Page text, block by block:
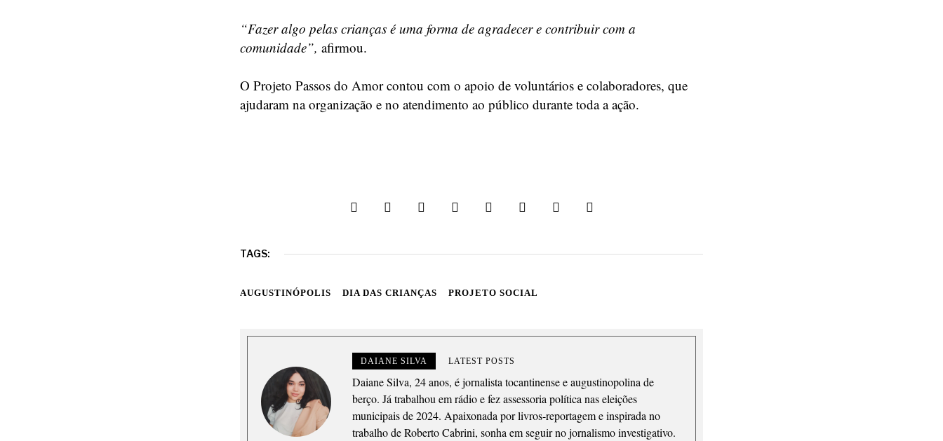
“Fazer algo pelas crianças é uma forma de agradecer e contribuir com a
comunidade”, afirmou.
O Projeto Passos do Amor contou com o apoio de voluntários e colaboradores, que
ajudaram na organização e no atendimento ao público durante toda a ação.
TAGS:
AUGUSTINÓPOLIS DIA DAS CRIANÇAS PROJETO SOCIAL
DAIANE SILVA LATEST POSTS
Daiane Silva, 24 anos, é jornalista tocantinense e augustinopolina de
berço. Já trabalhou em rádio e fez assessoria política nas eleições
municipais de 2024. Apaixonada por livros-reportagem e inspirada no
trabalho de Roberto Cabrini, sonha em seguir no jornalismo investigativo.